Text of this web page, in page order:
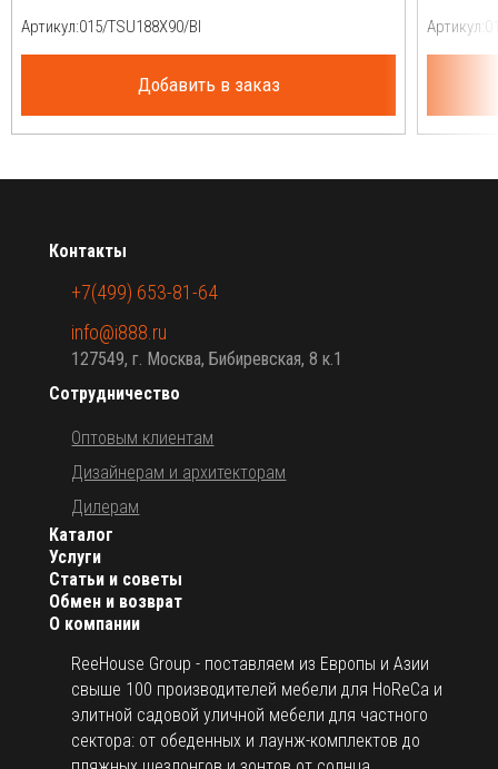
Артикул:
Добавить в заказ
Артикул:
О компании
ReeHouse Group - поставляем из Европы и Азии
свыше 100 производителей мебели для HoReCa и
элитной садовой уличной мебели для частного
сектора: от обеденных и лаунж-комплектов до
Каталог
Услуги
Статьи и советы
Обмен и возврат
Сотрудничество
Оптовым клиентам
Дизайнерам и архитекторам
Дилерам
Контакты
+7(499) 653-81-64
info@i888.ru
127549, г. Москва, Бибиревская, 8 к.1